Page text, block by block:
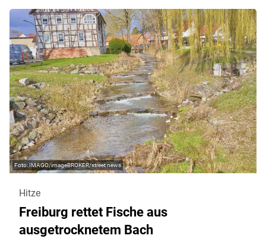
IMAGO/imageBROKER/street news
Hitze
Freiburg rettet Fische aus
ausgetrocknetem Bach